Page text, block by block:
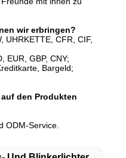
wir erbringen?
UHRKETTE, CFR, CIF,
EUR, GBP, CNY;
Bargeld;
den Produkten
ODM-Service.